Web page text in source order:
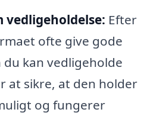
vedligeholdelse: Efter
ofte give gode
kan vedligeholde
at sikre, at den holder
og fungerer